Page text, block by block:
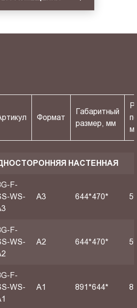
Формат
Габаритный
размер, мм
НАСТЕННАЯ
F-
WS-
A3 644*470*
F-
WS-
A2 644*470*
F-
WS-
А1 891*644*